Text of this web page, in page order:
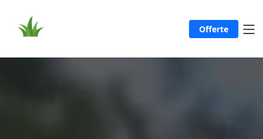
Offerte